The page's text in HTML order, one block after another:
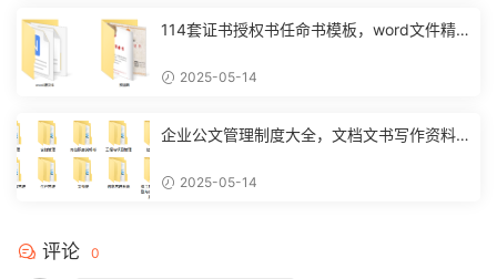
114套证书授权书任命书模板，word文件精
2025-05-14
企业公文管理制度大全，文档文书写作资料
2025-05-14
评论 0